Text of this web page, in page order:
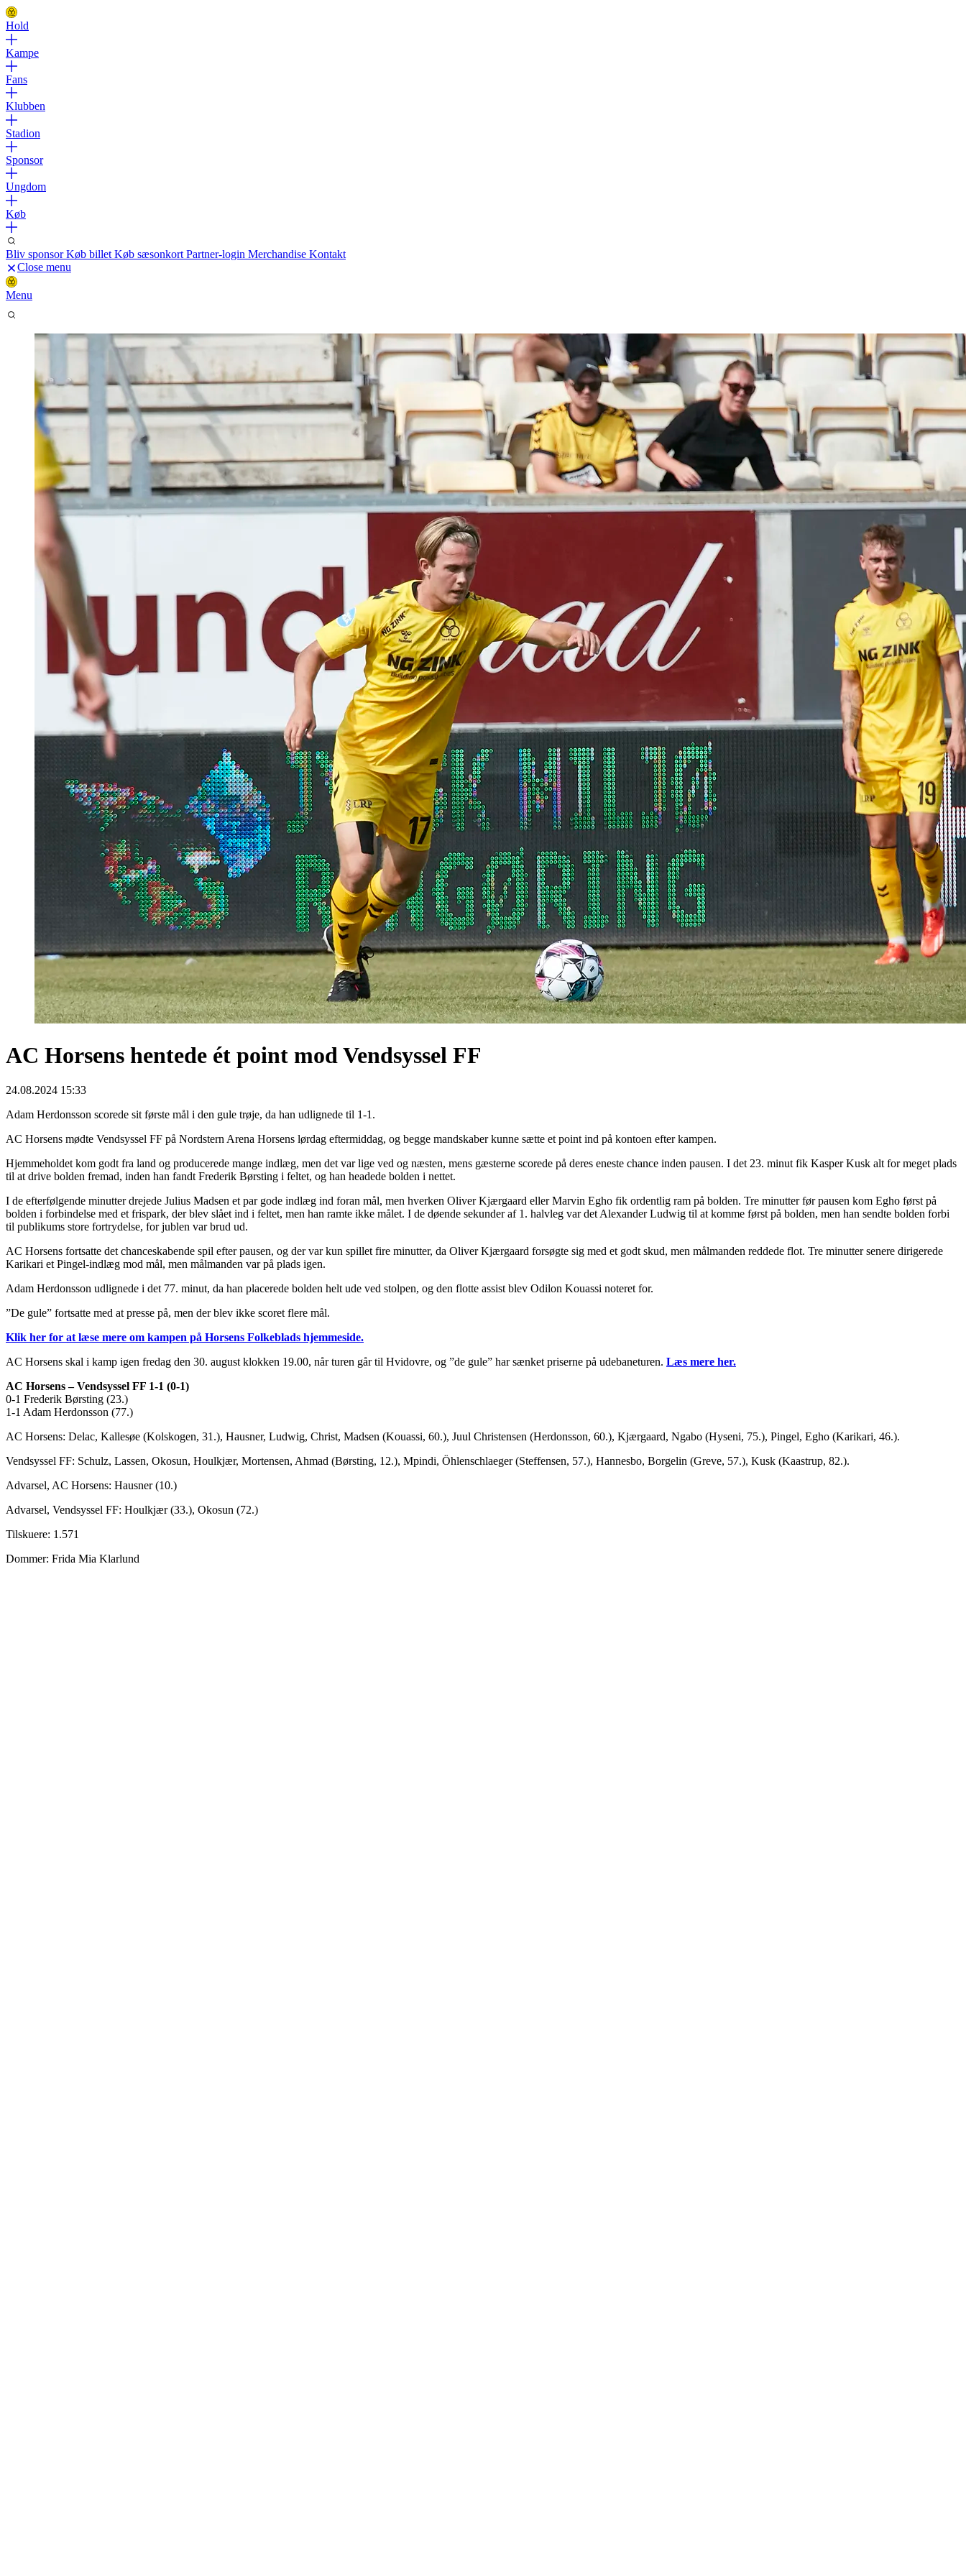
Hold
Kampe
Fans
Klubben
Stadion
Sponsor
Ungdom
Køb
Bliv sponsorKøb billet Køb sæsonkort Partner-login Merchandise Kontakt
Close menu
Menu
AC Horsens hentede ét point mod Vendsyssel FF
24.08.2024 15:33
Adam Herdonsson scorede sit første mål i den gule trøje, da han udlignede til 1-1.
AC Horsens mødte Vendsyssel FF på Nordstern Arena Horsens lørdag eftermiddag, og begge mandskaber kunne sætte et point ind på kontoen efter kampen.
Hjemmeholdet kom godt fra land og producerede mange indlæg, men det var lige ved og næsten, mens gæsterne scorede på deres eneste chance inden pausen. I det 23. minut fik Kasper Kusk alt for meget plads
til at drive bolden fremad, inden han fandt Frederik Børsting i feltet, og han headede bolden i nettet.
I de efterfølgende minutter drejede Julius Madsen et par gode indlæg ind foran mål, men hverken Oliver Kjærgaard eller Marvin Egho fik ordentlig ram på bolden. Tre minutter før pausen kom Egho først på
bolden i forbindelse med et frispark, der blev slået ind i feltet, men han ramte ikke målet. I de døende sekunder af 1. halvleg var det Alexander Ludwig til at komme først på bolden, men han sendte bolden forbi
til publikums store fortrydelse, for jublen var brud ud.
AC Horsens fortsatte det chanceskabende spil efter pausen, og der var kun spillet fire minutter, da Oliver Kjærgaard forsøgte sig med et godt skud, men målmanden reddede flot. Tre minutter senere dirigerede
Karikari et Pingel-indlæg mod mål, men målmanden var på plads igen.
Adam Herdonsson udlignede i det 77. minut, da han placerede bolden helt ude ved stolpen, og den flotte assist blev Odilon Kouassi noteret for.
”De gule” fortsatte med at presse på, men der blev ikke scoret flere mål.
Klik her for at læse mere om kampen på Horsens Folkeblads hjemmeside.
AC Horsens skal i kamp igen fredag den 30. august klokken 19.00, når turen går til Hvidovre, og ”de gule” har sænket priserne på udebaneturen. Læs mere her.
AC Horsens – Vendsyssel FF 1-1 (0-1)
0-1 Frederik Børsting (23.)
1-1 Adam Herdonsson (77.)
AC Horsens: Delac, Kallesøe (Kolskogen, 31.), Hausner, Ludwig, Christ, Madsen (Kouassi, 60.), Juul Christensen (Herdonsson, 60.), Kjærgaard, Ngabo (Hyseni, 75.), Pingel, Egho (Karikari, 46.).
Vendsyssel FF: Schulz, Lassen, Okosun, Houlkjær, Mortensen, Ahmad (Børsting, 12.), Mpindi, Öhlenschlaeger (Steffensen, 57.), Hannesbo, Borgelin (Greve, 57.), Kusk (Kaastrup, 82.).
Advarsel, AC Horsens: Hausner (10.)
Advarsel, Vendsyssel FF: Houlkjær (33.), Okosun (72.)
Tilskuere: 1.571
Dommer: Frida Mia Klarlund